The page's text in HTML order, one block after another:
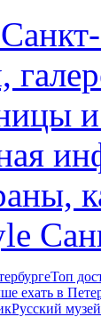
Топ
ехать в
Русский музей